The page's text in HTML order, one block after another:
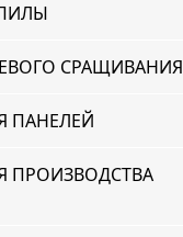
СРАЩИВАНИЯ
ПАНЕЛЕЙ